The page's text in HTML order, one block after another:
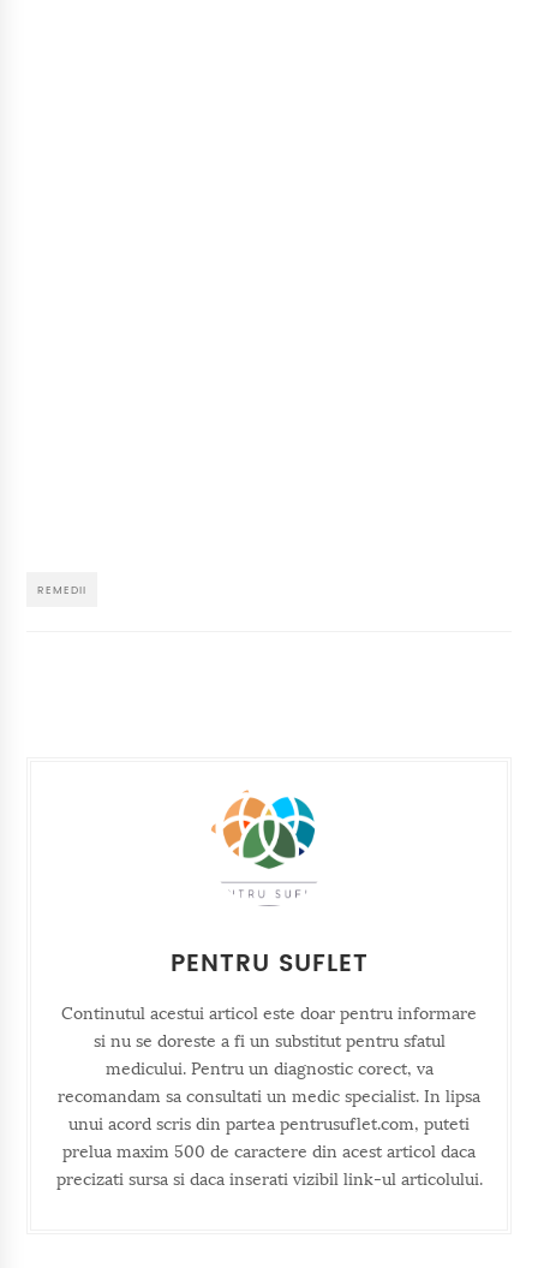
REMEDII
PENTRU SUFLET
Continutul acestui articol este doar pentru informare
si nu se doreste a fi un substitut pentru sfatul
medicului. Pentru un diagnostic corect, va
recomandam sa consultati un medic specialist. In lipsa
unui acord scris din partea pentrusuflet.com, puteti
prelua maxim 500 de caractere din acest articol daca
precizati sursa si daca inserati vizibil link-ul articolului.